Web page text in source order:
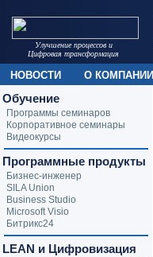
Обучение
Программы семинаров
Корпоративное семинары
Видеокурсы
Программные продукты
Бизнес-инженер
SILA Union
Business Studio
Microsoft Visio
Битрикс24
LEAN и Цифровизация
Улучшение процессов и
Цифровая трансформация
НОВОСТИ О КОМПАНИИ